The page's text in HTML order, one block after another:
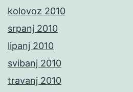
kolovoz 2010
srpanj 2010
lipanj 2010
svibanj 2010
travanj 2010